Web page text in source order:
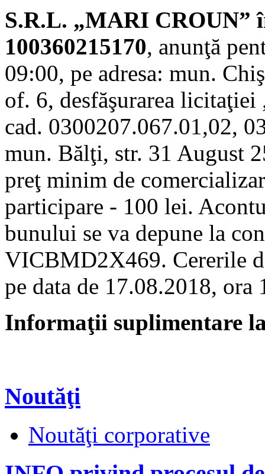
S.R.L. „MARI CROUN”
100360215170, anunţă
09:00, pe adresa: mun.
of. 6, desfăşurarea licitaţiei
cad. 0300207.067.01,02,
mun. Bălţi, str. 31 August
preţ minim de
participare - 100 lei.
bunului se va depune la
VICBMD2X469. Cererile
pe data de 17.08.2018, ora
Informaţii suplimentare
Noutăţi
Noutăţi corporative